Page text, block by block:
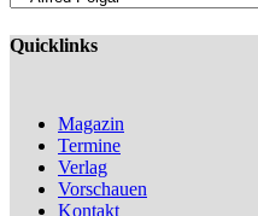
Quicklinks
Magazin
Termine
Verlag
Vorschauen
Kontakt